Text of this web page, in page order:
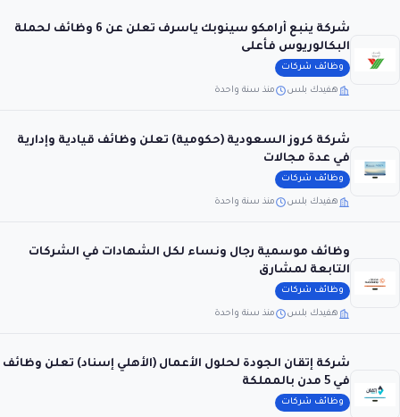
شركة ينبع أرامكو سينوبك ياسرف تعلن عن 6 وظائف لحملة
البكالوريوس فأعلى
وظائف شركات
هفيدك بلس منذ سنة واحدة
شركة كروز السعودية (حكومية) تعلن وظائف قيادية وإدارية
في عدة مجالات
وظائف شركات
هفيدك بلس منذ سنة واحدة
وظائف موسمية رجال ونساء لكل الشهادات في الشركات
التابعة لمشارق
وظائف شركات
هفيدك بلس منذ سنة واحدة
شركة إتقان الجودة لحلول الأعمال (الأهلي إسناد) تعلن وظائف
في 5 مدن بالمملكة
وظائف شركات